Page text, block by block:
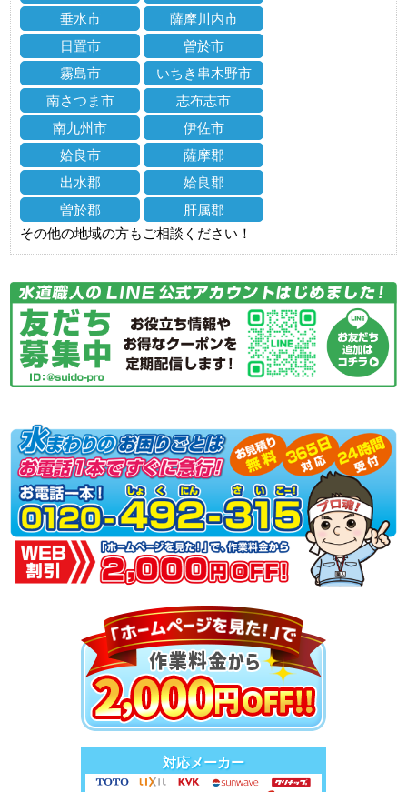
垂水市
薩摩川内市
日置市
曽於市
霧島市
いちき串木野市
南さつま市
志布志市
南九州市
伊佐市
姶良市
薩摩郡
出水郡
姶良郡
曽於郡
肝属郡
その他の地域の方もご相談ください！
対応メーカー